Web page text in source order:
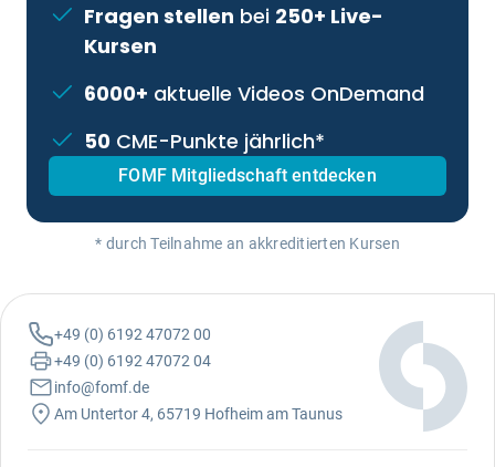
Fragen stellen bei 250+ Live-
Kursen
6000+ aktuelle Videos OnDemand
50 CME-Punkte jährlich*
FOMF Mitgliedschaft entdecken
* durch Teilnahme an akkreditierten Kursen
+49 (0) 6192 47072 00
+49 (0) 6192 47072 04
info@fomf.de
Am Untertor 4, 65719 Hofheim am Taunus